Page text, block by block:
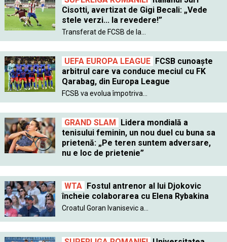
Cisotti, avertizat de Gigi Becali: „Vede
stele verzi... la revedere!”
Transferat de FCSB de la...
UEFA EUROPA LEAGUE FCSB cunoaște
arbitrul care va conduce meciul cu FK
Qarabag, din Europa League
FCSB va evolua împotriva...
GRAND SLAM Lidera mondială a
tenisului feminin, un nou duel cu buna sa
prietenă: „Pe teren suntem adversare,
nu e loc de prietenie”
WTA Fostul antrenor al lui Djokovic
încheie colaborarea cu Elena Rybakina
Croatul Goran Ivanisevic a...